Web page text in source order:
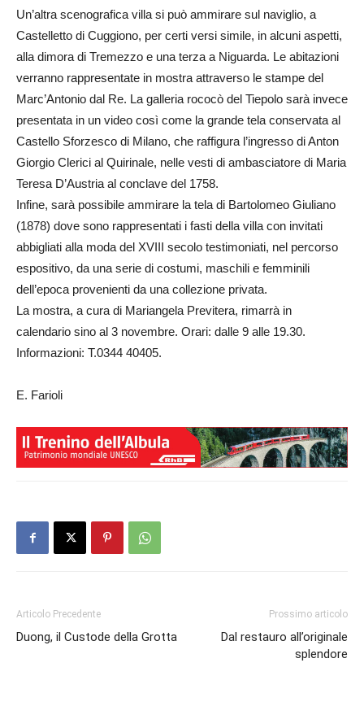
Un’altra scenografica villa si può ammirare sul naviglio, a
Castelletto di Cuggiono, per certi versi simile, in alcuni aspetti,
alla dimora di Tremezzo e una terza a Niguarda. Le abitazioni
verranno rappresentate in mostra attraverso le stampe del
Marc’Antonio dal Re. La galleria rococò del Tiepolo sarà invece
presentata in un video così come la grande tela conservata al
Castello Sforzesco di Milano, che raffigura l’ingresso di Anton
Giorgio Clerici al Quirinale, nelle vesti di ambasciatore di Maria
Teresa D’Austria al conclave del 1758.
Infine, sarà possibile ammirare la tela di Bartolomeo Giuliano
(1878) dove sono rappresentati i fasti della villa con invitati
abbigliati alla moda del XVIII secolo testimoniati, nel percorso
espositivo, da una serie di costumi, maschili e femminili
dell’epoca provenienti da una collezione privata.
La mostra, a cura di Mariangela Previtera, rimarrà in
calendario sino al 3 novembre. Orari: dalle 9 alle 19.30.
Informazioni: T.0344 40405.
E. Farioli
Articolo Precedente
Duong, il Custode della Grotta
Prossimo articolo
Dal restauro all’originale
splendore